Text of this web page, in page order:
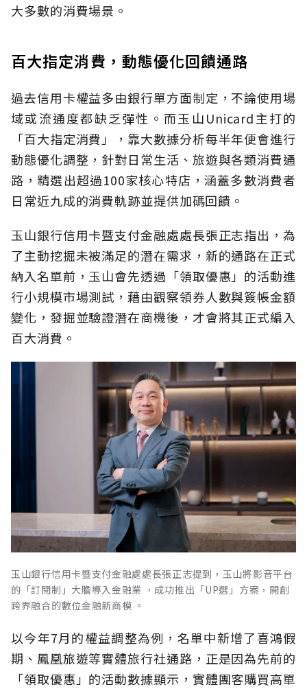
大多數的消費場景。
百大指定消費，動態優化回饋通路
過去信用卡權益多由銀行單方面制定，不論使用場
域或流通度都缺乏彈性。而玉山Unicard主打的
「百大指定消費」，靠大數據分析每半年便會進行
動態優化調整，針對日常生活、旅遊與各類消費通
路，精選出超過100家核心特店，涵蓋多數消費者
日常近九成的消費軌跡並提供加碼回饋。
玉山銀行信用卡暨支付金融處處長張正志指出，為
了主動挖掘未被滿足的潛在需求，新的通路在正式
納入名單前，玉山會先透過「領取優惠」的活動進
行小規模市場測試，藉由觀察領券人數與簽帳金額
變化，發掘並驗證潛在商機後，才會將其正式編入
百大消費。
玉山銀行信用卡暨支付金融處處長張正志提到，玉山將影音平台
的「訂閱制」大膽導入金融業 ，成功推出「UP選」方案，開創
跨界融合的數位金融新商模 。
以今年7月的權益調整為例，名單中新增了喜鴻假
期、鳳凰旅遊等實體旅行社通路，正是因為先前的
「領取優惠」的活動數據顯示，實體團客購買高單